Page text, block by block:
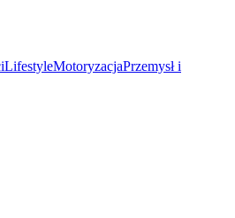
LifestyleMotoryzacjaPrzemysł i